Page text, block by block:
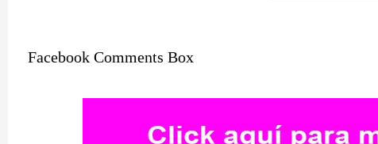
Facebook Comments Box